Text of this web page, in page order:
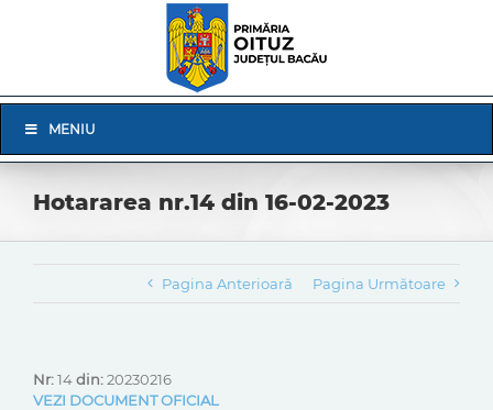
Navigation
MENIU
Hotararea nr.14 din 16-02-2023
Pagina Anterioară Pagina Următoare
Nr:14din:20230216
VEZI DOCUMENT OFICIAL